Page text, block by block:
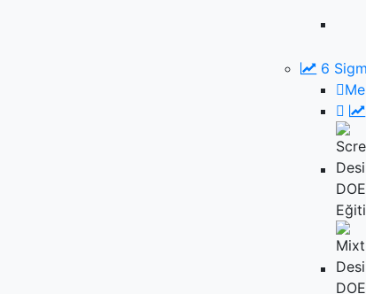
6